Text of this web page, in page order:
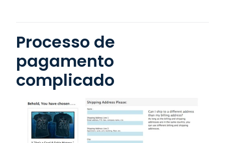
Processo de
pagamento
complicado